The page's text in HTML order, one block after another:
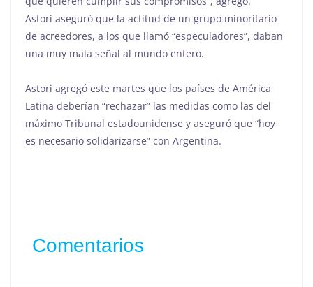
Astori aseguró que la actitud de un grupo minoritario
de acreedores, a los que llamó “especuladores”, daban
una muy mala señal al mundo entero.
Astori agregó este martes que los países de América
Latina deberían “rechazar” las medidas como las del
máximo Tribunal estadounidense y aseguró que “hoy
es necesario solidarizarse” con Argentina.
Comentarios